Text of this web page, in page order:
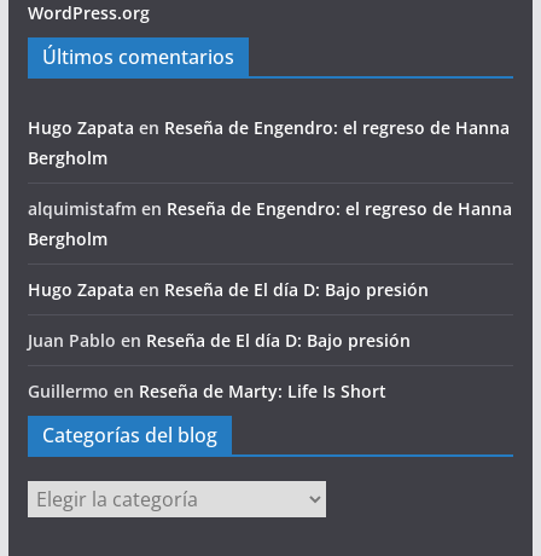
WordPress.org
Últimos comentarios
Hugo Zapata en Reseña de Engendro: el regreso de Hanna
Bergholm
alquimistafmen Reseña de Engendro: el regreso de Hanna
Bergholm
Hugo Zapata en Reseña de El día D: Bajo presión
Juan Pablo en Reseña de El día D: Bajo presión
Guillermo en Reseña de Marty: Life Is Short
Categorías del blog
Categorías
del